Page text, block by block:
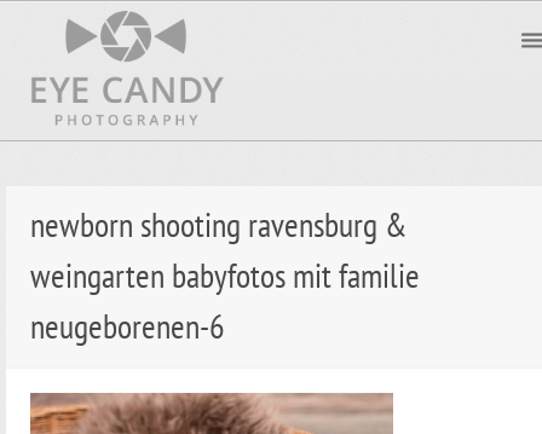
newborn shooting ravensburg &
weingarten babyfotos mit familie
neugeborenen-6